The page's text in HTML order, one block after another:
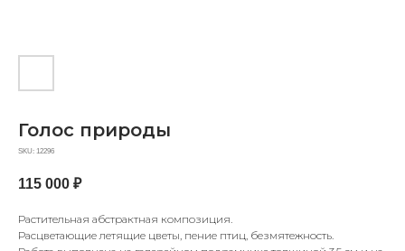
Голос природы
SKU: 12296
115 000 ₽
Растительная абстрактная композиция.
Расцветающие летящие цветы, пение птиц, безмятежность.